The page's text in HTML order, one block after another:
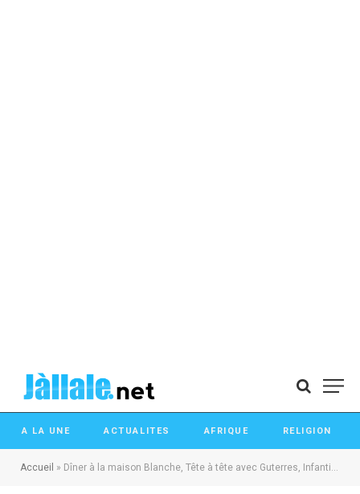
A LA UNE ACTUALITES AFRIQUE RELIGION
Accueil » Dîner à la maison Blanche, Tête à tête avec Guterres, Infantino et la PM danoise : Menu diplomatique copieux pour Macky Sall